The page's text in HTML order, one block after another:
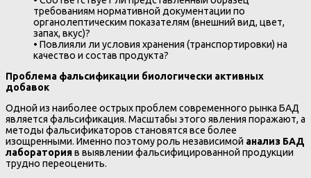
требованиям нормативной документации по
органолептическим показателям (внешний вид, цвет,
запах, вкус)?
• Повлияли ли условия хранения (транспортировки) на
качество и состав продукта?
Проблема фальсификации биологически активных
добавок
Одной из наиболее острых проблем современного рынка БАД
является фальсификация. Масштабы этого явления поражают, а
методы фальсификаторов становятся все более
изощренными. Именно поэтому роль независимой анализ БАД
лабораторияв выявлении фальсифицированной продукции
трудно переоценить.